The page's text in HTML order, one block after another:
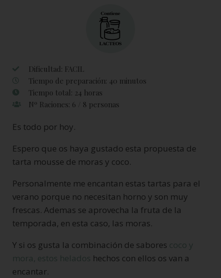
Dificultad: FACIL
Tiempo de preparación: 40 minutos
Tiempo total: 24 horas
Nº Raciones: 6 / 8 personas
Es todo por hoy.
Espero que os haya gustado esta propuesta de
tarta mousse de moras y coco.
Personalmente me encantan estas tartas para el
verano porque no necesitan horno y son muy
frescas. Ademas se aprovecha la fruta de la
temporada, en esta caso, las moras.
Y si os gusta la combinación de sabores coco y
mora, estos helados hechos con ellos os van a
encantar.